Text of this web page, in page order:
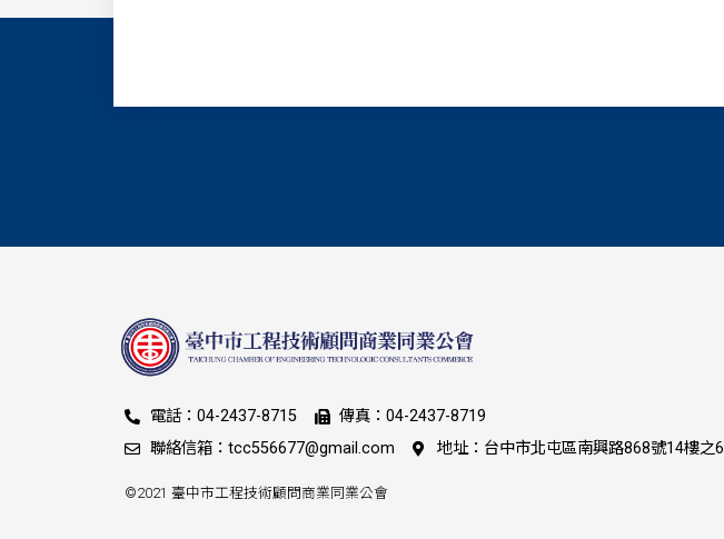
電話：04-2437-8715
傳真：04-2437-8719
聯絡信箱：tcc556677@gmail.com
地址：台中市北屯區南興路868號14樓之6
©2021 臺中市工程技術顧問商業同業公會